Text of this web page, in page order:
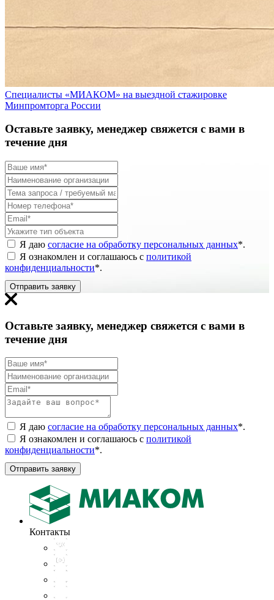
Специалисты «МИАКОМ» на выездной стажировке
Минпромторга России
Оставьте заявку, менеджер свяжется с вами в
течение дня
Я даю согласие на обработку персональных данных*.
Я ознакомлен и соглашаюсь с политикой
конфиденциальности*.
Отправить заявку
Оставьте заявку, менеджер свяжется с вами в
течение дня
Я даю согласие на обработку персональных данных*.
Я ознакомлен и соглашаюсь с политикой
конфиденциальности*.
Отправить заявку
Контакты